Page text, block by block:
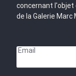
concernant l'objet
de la Galerie Marc
Email